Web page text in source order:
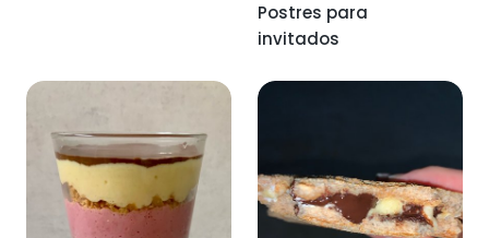
Postres para
invitados